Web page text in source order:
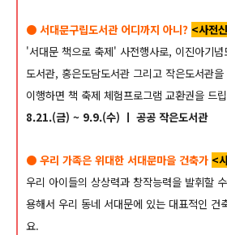
● 서대문구립도서관 어디까지 아니? <사전
'서대문 책으로 축제' 사전행사로, 이진아기
도서관, 홍은도담도서관 그리고 작은도서관
이행하면 책 축제 체험프로그램 교환권을 드
8.21.(금) ~ 9.9.(수) ㅣ 공공 작은도서관
● 우리 가족은 위대한 서대문마을 건축가 <
우리 아이들의 상상력과 창작능력을 발휘할
용해서 우리 동네 서대문에 있는 대표적인 건
요.